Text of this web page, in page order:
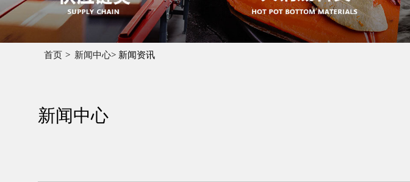
首页 新闻中心> 新闻资讯
新闻中心